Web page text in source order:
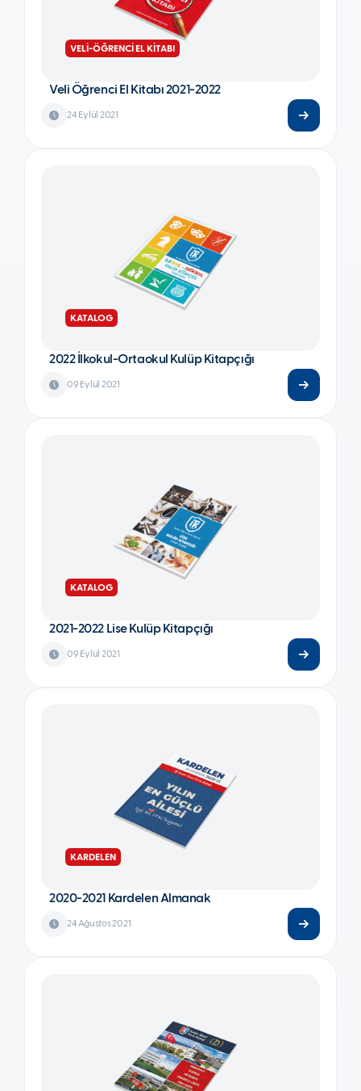
VELİ-ÖĞRENCİ EL KİTABI
Veli Öğrenci El Kitabı 2021-2022
24 Eylül 2021
KATALOG
2022 İlkokul-Ortaokul Kulüp Kitapçığı
09 Eylül 2021
KATALOG
2021-2022 Lise Kulüp Kitapçığı
09 Eylül 2021
KARDELEN
2020-2021 Kardelen Almanak
24 Ağustos 2021